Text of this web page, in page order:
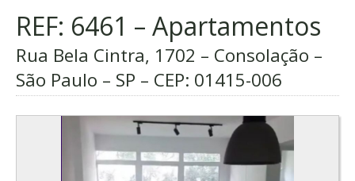
REF: 6461 – Apartamentos
Rua Bela Cintra, 1702 – Consolação –
São Paulo – SP – CEP: 01415-006